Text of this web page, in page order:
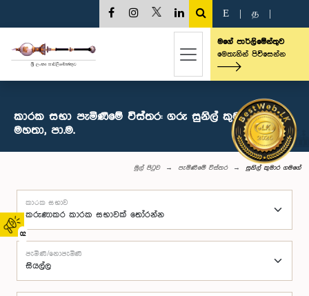
02
E த
මගේ පාර්ලිමේන්තුව
මෙතැනින් පිවිසෙන්න
කාරක සභා පැමිණීමේ විස්තර: ගරු සුනිල් කුමාර ගමගේ
මහතා, පා.ම.
මුල් පිටුව පැමිණීමේ විස්තර සුනිල් කුමාර ගමගේ
කාරක සභාව
පැමිණි/නොපැමිණි